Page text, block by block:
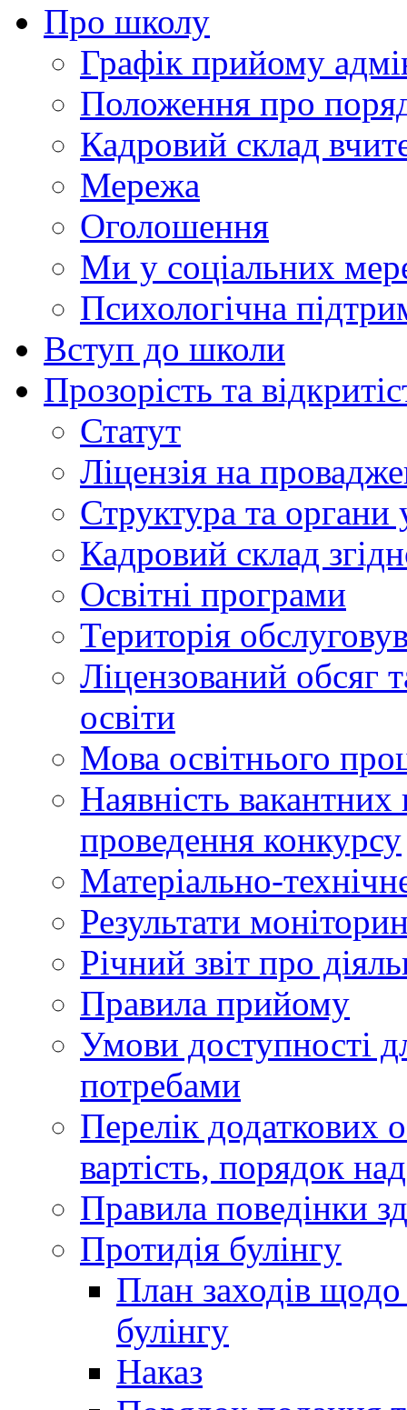
Про школу
Графік прийому
Положення про
Кадровий склад
Мережа
Оголошення
Ми у соціальних
Психологічна
Вступ до школи
Прозорість та
Статут
Ліцензія на
Структура та органи
Кадровий склад
Освітні програми
Територія
Ліцензований обсяг
освіти
Мова освітнього
Наявність
проведення конкурсу
Матеріально-
Результати
Річний звіт про
Правила прийому
Умови доступності
потребами
Перелік додаткових
вартість, порядок
Правила поведінки
Протидія булінгу
План заходів щодо
булінгу
Наказ